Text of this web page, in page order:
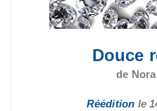
Douce
de
Réédition le